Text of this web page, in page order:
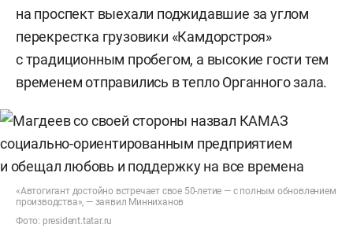
на проспект выехали поджидавшие за углом
перекрестка грузовики «Камдорстроя»
с традиционным пробегом, а высокие гости тем
временем отправились в тепло Органного зала.
«Автогигант достойно встречает свое 50-летие — с полным обновлением
производства», — заявил Минниханов
Фото: president.tatar.ru